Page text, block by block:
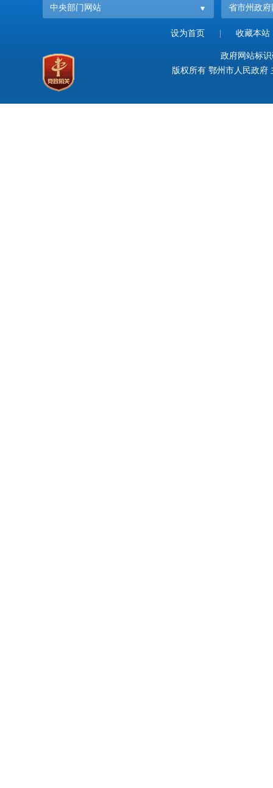
中央部门网站 省市州政府
设为首页 收藏本站
政府网站标
版权所有 鄂州市人民政府